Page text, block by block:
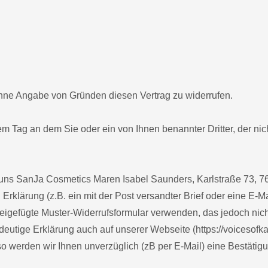
Angabe von Gründen diesen Vertrag zu widerrufen.
Tag an dem Sie oder ein von Ihnen benannter Dritter, der
SanJa Cosmetics Maren Isabel Saunders, Karlstraße 73,
(z.B. ein mit der Post versandter Brief oder eine E-
Muster-Widerrufsformular verwenden, das jedoch
Erklärung auch auf unserer Webseite (https://
werden wir Ihnen unverzüglich (zB per E-Mail) eine